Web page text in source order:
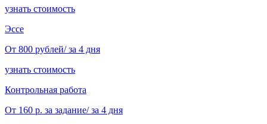
узнать стоимость
Эссе
От 800 рублей/ за 4 дня
узнать стоимость
Контрольная работа
От 160 р. за задание/ за 4 дня